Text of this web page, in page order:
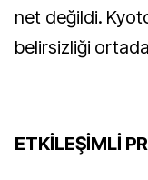
net değildi.
belirsizliği
ETKİLEŞİMLİ